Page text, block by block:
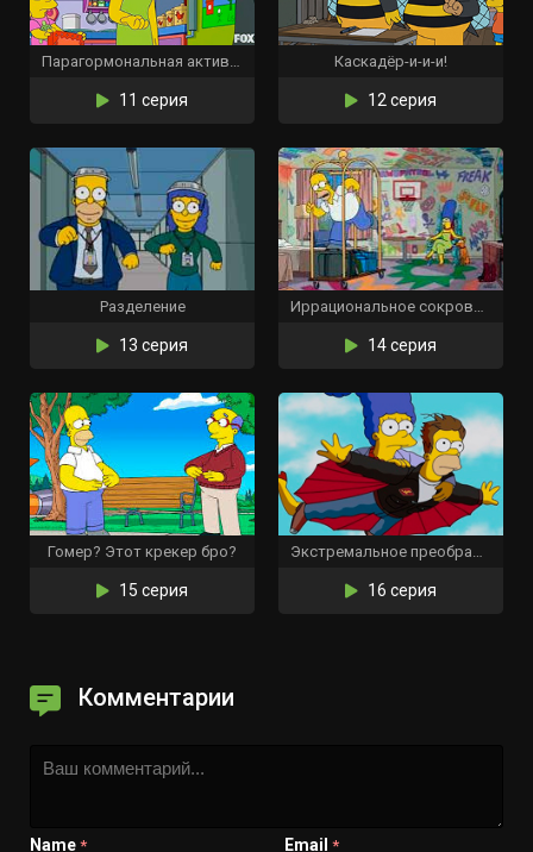
Парагормональная активность
11 серия
Каскадёр-и-и-и!
12 серия
Разделение
13 серия
Иррациональное сокровище
14 серия
Гомер? Этот крекер бро?
15 серия
Экстремальное преображение: версия Гомера
16 серия
Комментарии
Name * Email *